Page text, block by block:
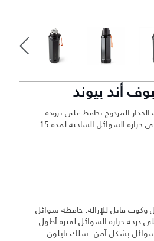
أند بيوند
المزدوج تحافظ على برودة
السوائل لمدة 24 ساعة وعلى حرارة السوائل الساخنة لمدة 15
قابل للإزالة. حافظة سوائل
درجة حرارة السوائل لفترة أطول.
بشكل آمن. سلك نايلون